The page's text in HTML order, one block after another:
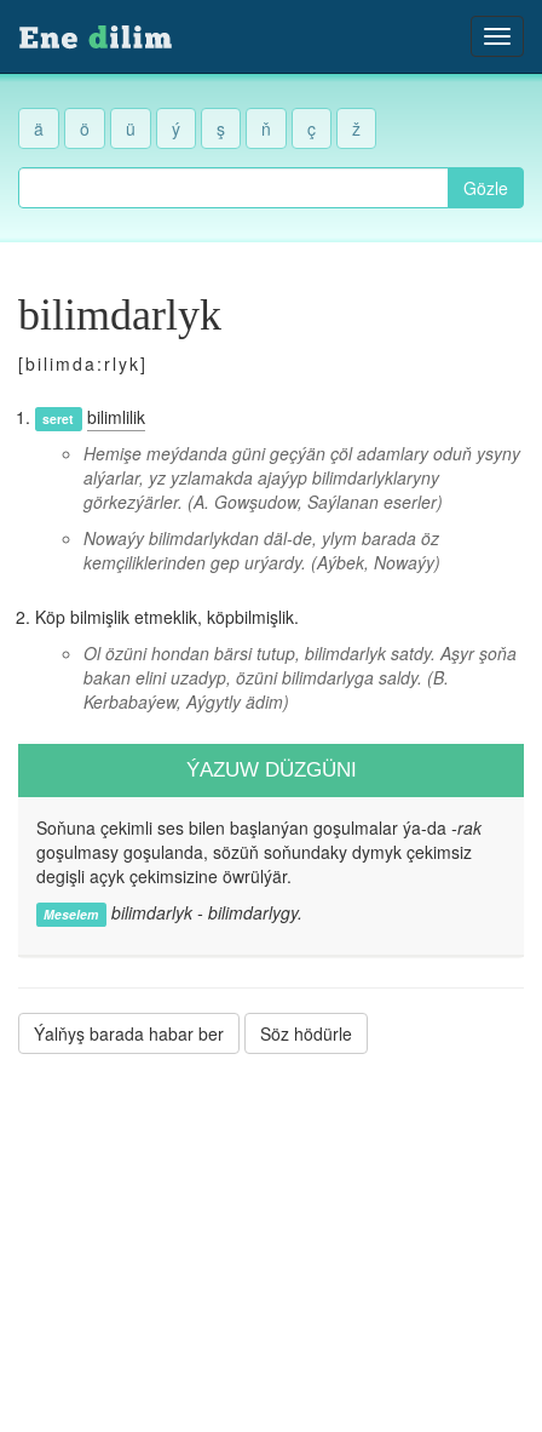
ä ö ü ý ş ň ç ž
Gözle
bilimdarlyk
[bilimda:rlyk]
seret
bilimlilik
Hemişe meýdanda güni geçýän çöl adamlary oduň ysyny
alýarlar, yz yzlamakda ajaýyp bilimdarlyklaryny
görkezýärler. (A. Gowşudow, Saýlanan eserler)
Nowaýy bilimdarlykdan däl-de, ylym barada öz
kemçiliklerinden gep urýardy. (Aýbek, Nowaýy)
Köp bilmişlik etmeklik, köpbilmişlik.
Ol özüni hondan bärsi tutup, bilimdarlyk satdy. Aşyr şoňa
bakan elini uzadyp, özüni bilimdarlyga saldy. (B.
Kerbabaýew, Aýgytly ädim)
ÝAZUW DÜZGÜNI
Soňuna çekimli ses bilen başlanýan goşulmalar ýa-da -rak
goşulmasy goşulanda, sözüň soňundaky dymyk çekimsiz
degişli açyk çekimsizine öwrülýär.
Meselem bilimdarlyk - bilimdarlygy.
Ýalňyş barada habar ber Söz hödürle